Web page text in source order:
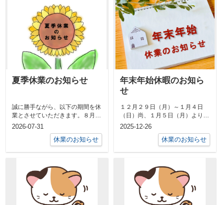
夏季休業のお知らせ
誠に勝手ながら、以下の期間を休
業とさせていただきます。８月１
０日（月）～１６日（日）尚、休
2026-07-31
休業のお知らせ
年末年始休暇のお知ら
せ
１２月２９日（月）～１月４日
（日）尚、１月５日（月）より通
常営業となりますが、６、７日が
定休日となっ...
2025-12-26
休業のお知らせ